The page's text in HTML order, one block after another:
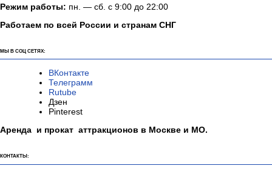
Режим работы: пн. — сб. с 9:00 до 22:00
Работаем по всей России и странам СНГ
МЫ В СОЦ СЕТЯХ:
ВКонтакте
Телеграмм
Rutube
Дзен
Pinterest
Аренда и прокат аттракционов в Москве и МО.
КОНТАКТЫ: